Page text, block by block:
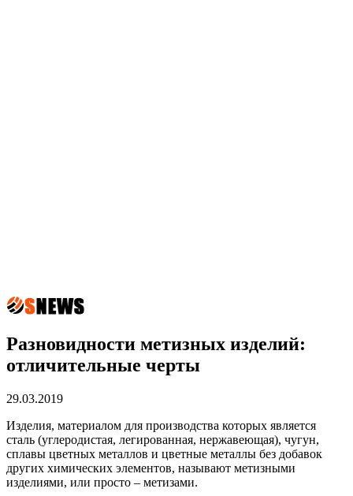
Разновидности метизных изделий:
отличительные черты
29.03.2019
Изделия, материалом для производства которых является
сталь (углеродистая, легированная, нержавеющая), чугун,
сплавы цветных металлов и цветные металлы без добавок
других химических элементов, называют метизными
изделиями, или просто – метизами.